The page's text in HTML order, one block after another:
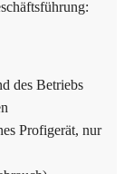
des Betriebs
Profigerät, nur